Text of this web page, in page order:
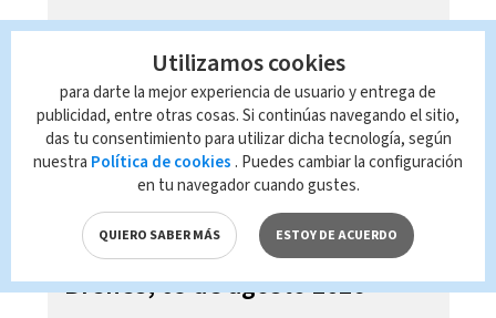
Telediario En Directo con Paula
Brenes, 05 de agosto 2026
Utilizamos cookies
para darte la mejor experiencia de usuario y entrega de
publicidad, entre otras cosas. Si continúas navegando el sitio,
das tu consentimiento para utilizar dicha tecnología, según
nuestra Política de cookies . Puedes cambiar la configuración
en tu navegador cuando gustes.
QUIERO SABER MÁS ESTOY DE ACUERDO